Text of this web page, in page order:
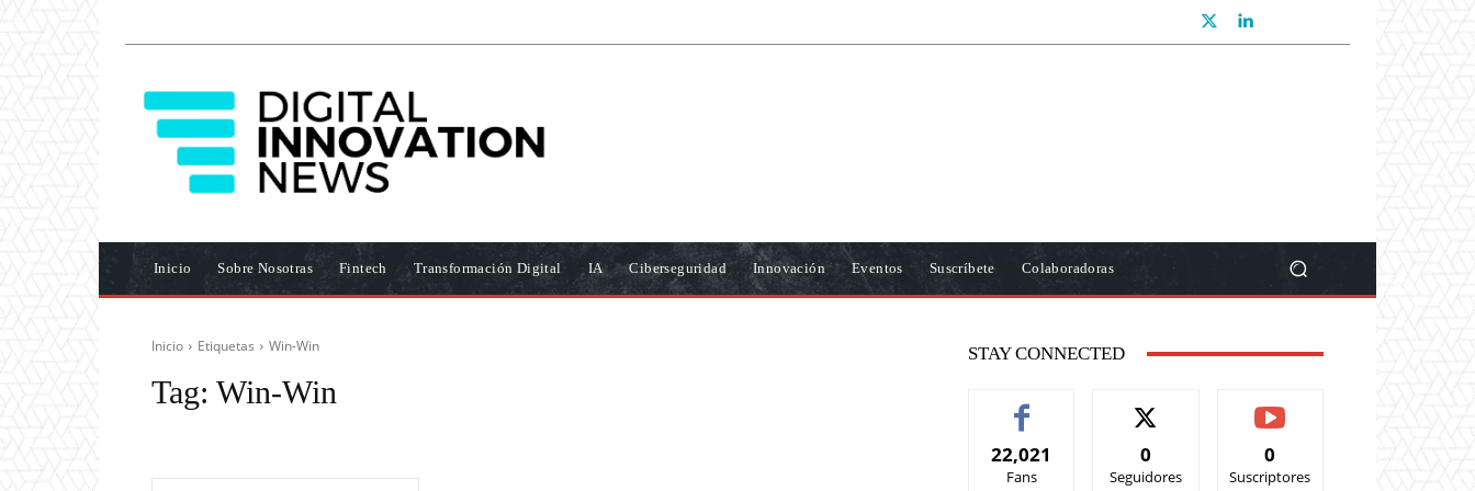
Inicio Sobre Nosotras Fintech Transformación Digital IA Ciberseguridad Innovación Eventos Suscríbete Colaboradoras
Inicio Etiquetas Win-Win
Tag: Win-Win
STAY CONNECTED
22,021
Fans
0
Seguidores
0
Suscriptores